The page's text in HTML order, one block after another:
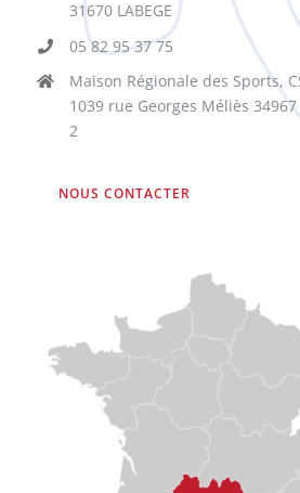
31670 LABEGE
05 82 95 37 75
Maison Régionale des Sports,
1039 rue Georges Méliès 34967
2
NOUS CONTACTER